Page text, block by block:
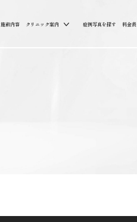
施術内容 クリニック案内 症例写真を探す 料金表